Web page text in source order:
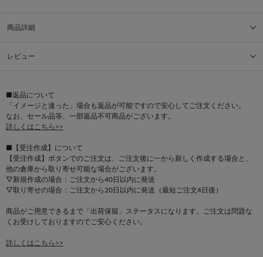
商品詳細
レビュー
■返品について
「イメージと違った」場合も返品が可能ですので安心してご注文ください。
なお、セール品等、一部返品不可商品がございます。
詳しくはこちら>>
■【受注作成】について
【受注作成】ボタンでのご注文は、ご注文後に一から新しく作成する場合と、
他の倉庫から取り寄せ可能な場合がございます。
▽新規作成の場合：ご注文から40日以内に発送
▽取り寄せの場合：ご注文から20日以内に発送（最短ご注文4日後）
商品がご用意できるまで「出荷保留」ステータスになります。ご注文は問題な
くお受けしておりますのでご安心ください。
詳しくはこちら>>